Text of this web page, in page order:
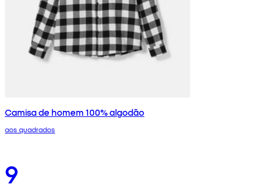
Camisa de homem 100% algodão
aos quadrados
9